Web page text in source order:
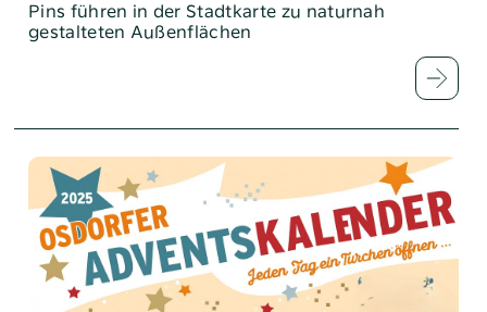
Pins führen in der Stadtkarte zu naturnah
gestalteten Außenflächen